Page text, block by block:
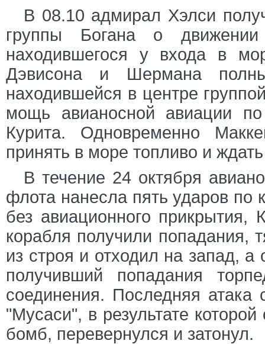
В 08.10 адмирал Хэлси
группы Богана о движении
находившегося у входа в
Дэвисона и Шермана
находившейся в центре
мощь авианосной авиации по
Курита. Одновременно
принять в море топливо и
В течение 24 октября
флота нанесла пять ударов по
без авиационного
корабля получили попадания,
из строя и отходил на запад,
получивший попадания
соединения. Последняя атака
"Мусаси", в результате
бомб, перевернулся и затонул.